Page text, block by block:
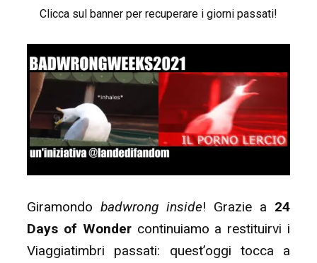
Clicca sul banner per recuperare i giorni passati!
Giramondobadwrong inside! Grazie a 24
Days of Wondercontinuiamo a restituirvi i
Viaggiatimbri passati: quest’oggi tocca a